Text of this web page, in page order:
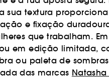
sua textura proporciona
e fixação
que trabalham.
em edição limitada,
ou paleta de
das marcas